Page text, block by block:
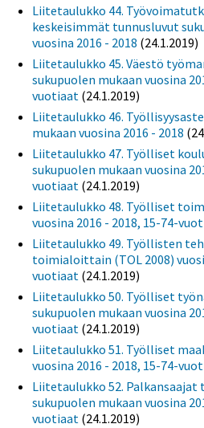
Liitetaulukko 44.
keskeisimmät tunnusluvut
vuosina 2016 - 2018 (24.1.2019)
Liitetaulukko 45. Väestö
sukupuolen mukaan vuosina
vuotiaat (24.1.2019)
Liitetaulukko 46.
mukaan vuosina 2016 - 2018
Liitetaulukko 47. Työlliset
sukupuolen mukaan vuosina
vuotiaat (24.1.2019)
Liitetaulukko 48. Työlliset
vuosina 2016 - 2018, 15-74-
Liitetaulukko 49. Työllisten
toimialoittain (TOL 2008)
vuotiaat (24.1.2019)
Liitetaulukko 50. Työlliset
sukupuolen mukaan vuosina
vuotiaat (24.1.2019)
Liitetaulukko 51. Työlliset
vuosina 2016 - 2018, 15-74-
Liitetaulukko 52. Palkansaajat
sukupuolen mukaan vuosina
vuotiaat (24.1.2019)